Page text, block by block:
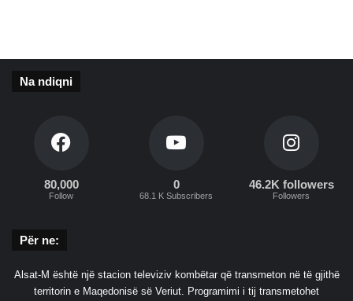
Na ndiqni
80,000
Follow
0
68.1 K Subscribers
46.2K followers
Followers
Për ne:
Alsat-M është një stacion televiziv kombëtar që transmeton në të gjithë
territorin e Maqedonisë së Veriut. Programimi i tij transmetohet